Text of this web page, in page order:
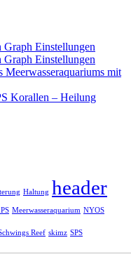
Graph Einstellungen
Graph Einstellungen
Meerwasseraquariums mit
Korallen – Heilung
Haltung header
Meerwasseraquarium NYOS
Reef skimz SPS